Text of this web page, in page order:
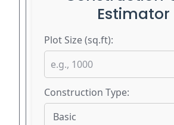
Estimator
Plot Size (sq.ft):
Construction Type: